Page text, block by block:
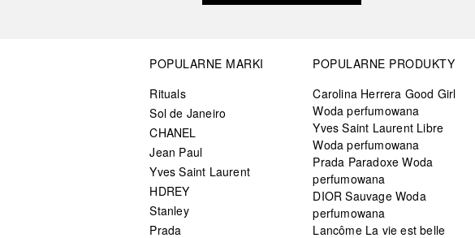
POPULARNE MARKI
Rituals
Sol de Janeiro
CHANEL
Jean Paul
Yves Saint Laurent
HDREY
Stanley
Prada
POPULARNE PRODUKTY
Carolina Herrera Good Girl
Woda perfumowana
Yves Saint Laurent Libre
Woda perfumowana
Prada Paradoxe Woda
perfumowana
DIOR Sauvage Woda
perfumowana
Lancôme La vie est belle